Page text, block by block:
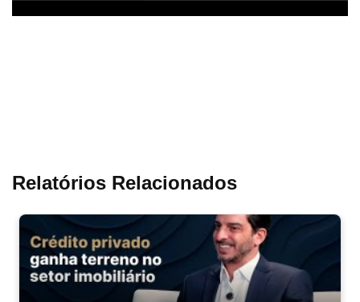
Relatórios Relacionados